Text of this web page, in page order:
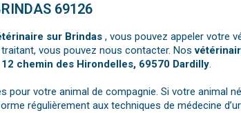
69126
sur Brindas , vous pouvez appeler votre
traitant, vous pouvez nous contacter. Nos
12 chemin des Hirondelles, 69570 Dardilly.
pour votre animal de compagnie. Si votre animal
régulièrement aux techniques de médecine